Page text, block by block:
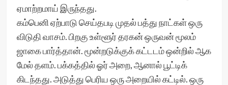
ஏமாற்றமாய் இருந்தது.
கம்பெனி ஏற்பாடு செய்தபடி முதல் பத்து நாட்கள் ஒரு
விடுதி வாசம். பிறகு உள்ளூர் தரகன் ஒருவன் மூலம்
ஜாகை பார்த்தான். மூன்றடுக்குக் கட்டடம் ஒன்றில் ஆக
மேல் தளம். பக்கத்தில் ஓர் அறை, ஆனால் பூட்டிக்
கிடந்தது. அடுத்து பெரிய ஒரு அறையில் கட்டில். ஒரு